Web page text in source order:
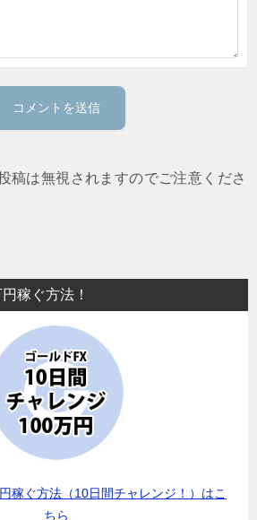
稿は無視されますのでご注意くださ
稼ぐ方法！
稼ぐ方法（10日間チャレンジ！）はこ
ちら